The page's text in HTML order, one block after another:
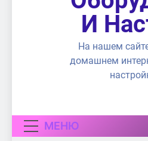
И
На нашем
домашнем
МЕНЮ